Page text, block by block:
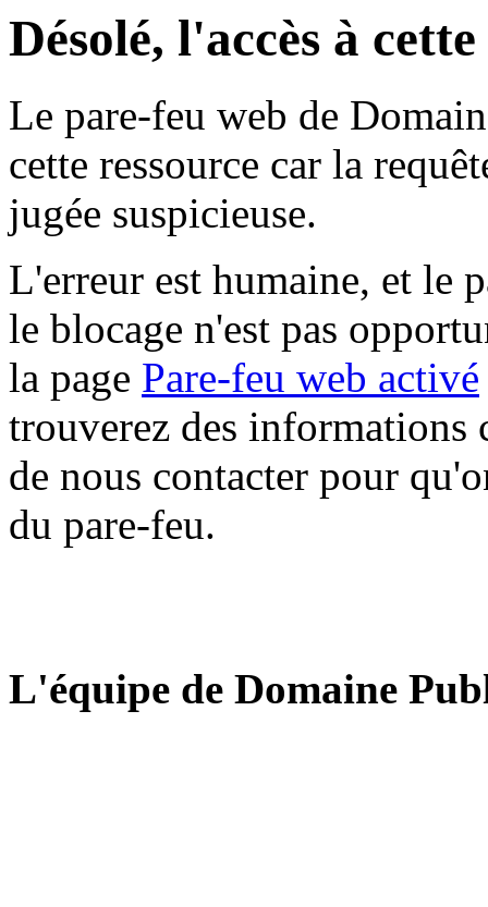
Désolé, l'accès à
Le pare-feu web de
cette ressource car la
jugée suspicieuse.
L'erreur est humaine, et le
le blocage n'est pas
la page Pare-feu web activé
trouverez des informations
de nous contacter pour
du pare-feu.
L'équipe de Domaine